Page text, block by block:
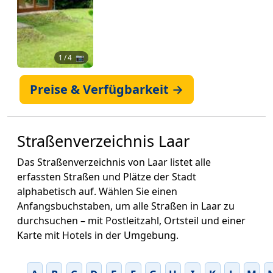
1 / 4 📷
Preise & Verfügbarkeit →
Straßenverzeichnis Laar
Das Straßenverzeichnis von Laar listet alle
erfassten Straßen und Plätze der Stadt
alphabetisch auf. Wählen Sie einen
Anfangsbuchstaben, um alle Straßen in Laar zu
durchsuchen – mit Postleitzahl, Ortsteil und einer
Karte mit Hotels in der Umgebung.